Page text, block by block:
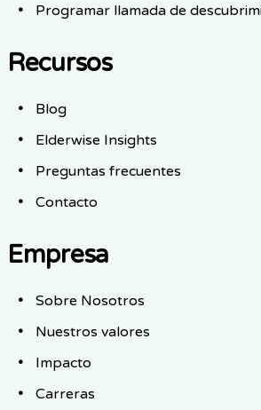
Programar llamada de
Recursos
Blog
Elderwise Insights
Preguntas frecuentes
Contacto
Empresa
Sobre Nosotros
Nuestros valores
Impacto
Carreras